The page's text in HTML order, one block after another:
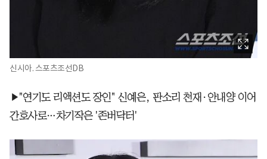
신시아. 스포츠조선DB
▶"연기도 리액션도 장인" 신예은, 판소리 천재·안내양 이어
간호사로…차기작은 '존버닥터'